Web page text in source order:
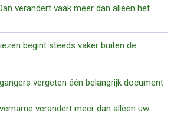
verandert vaak meer dan alleen het
begint steeds vaker buiten de
vergeten één belangrijk document
verandert meer dan alleen uw